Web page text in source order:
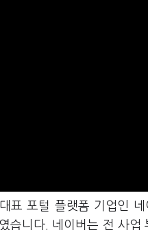
표 포털 플랫폼 기업인 네
습니다
네이버는 전 사업